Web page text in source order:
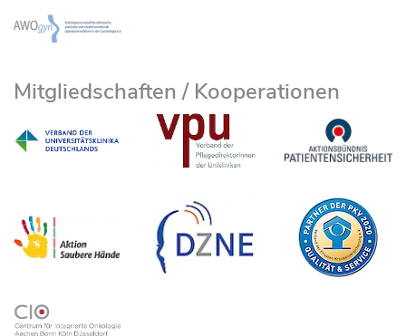
Mitgliedschaften / Kooperationen